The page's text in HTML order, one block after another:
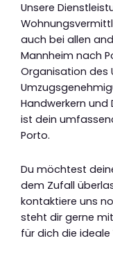
Unsere
auch bei allen
Mannheim nach
Organisation des
Handwerkern und
ist dein
Porto.
Du möchtest
dem Zufall
kontaktiere uns
steht dir gerne
für dich die ideale